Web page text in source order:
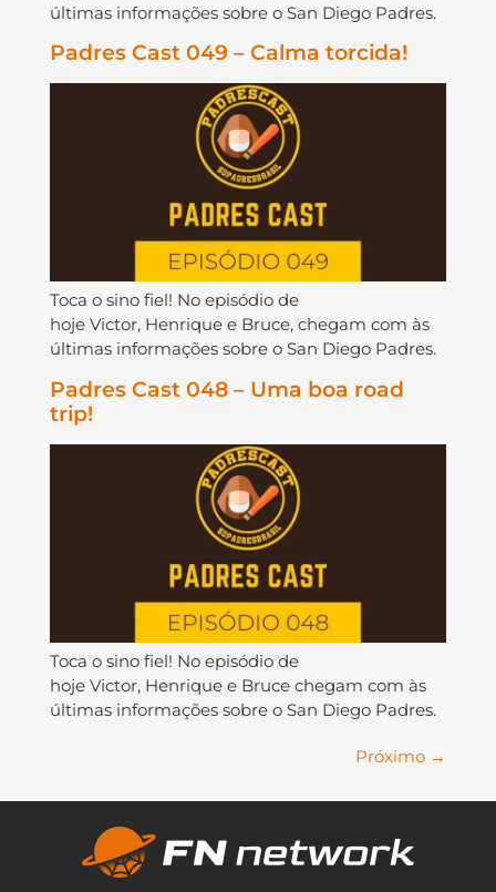
últimas informações sobre o San Diego Padres.
Padres Cast 049 – Calma torcida!
Toca o sino fiel! No episódio de
hoje Victor, Henrique e Bruce, chegam com às
últimas informações sobre o San Diego Padres.
Padres Cast 048 – Uma boa road
trip!
Toca o sino fiel! No episódio de
hoje Victor, Henrique e Bruce chegam com às
últimas informações sobre o San Diego Padres.
Próximo →